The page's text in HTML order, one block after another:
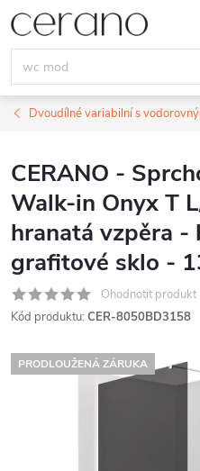
Přejít
na
obsah
Dvoudílné variabilní s
CERANO -
Walk-in Onyx T
hranatá vzpěra -
grafitové sklo -
Ohodnotit produkt
Kód produktu: CER-8050BD3158
PRODLOUŽENÁ ZÁRUKA